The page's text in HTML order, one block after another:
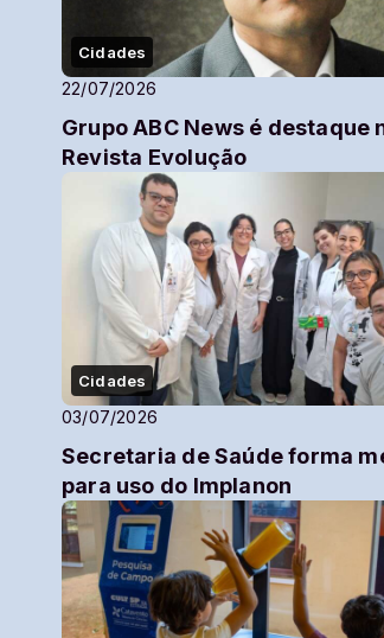
Cidades
22/07/2026
Grupo ABC News é destaque
Revista Evolução
Cidades
03/07/2026
Secretaria de Saúde forma
para uso do Implanon